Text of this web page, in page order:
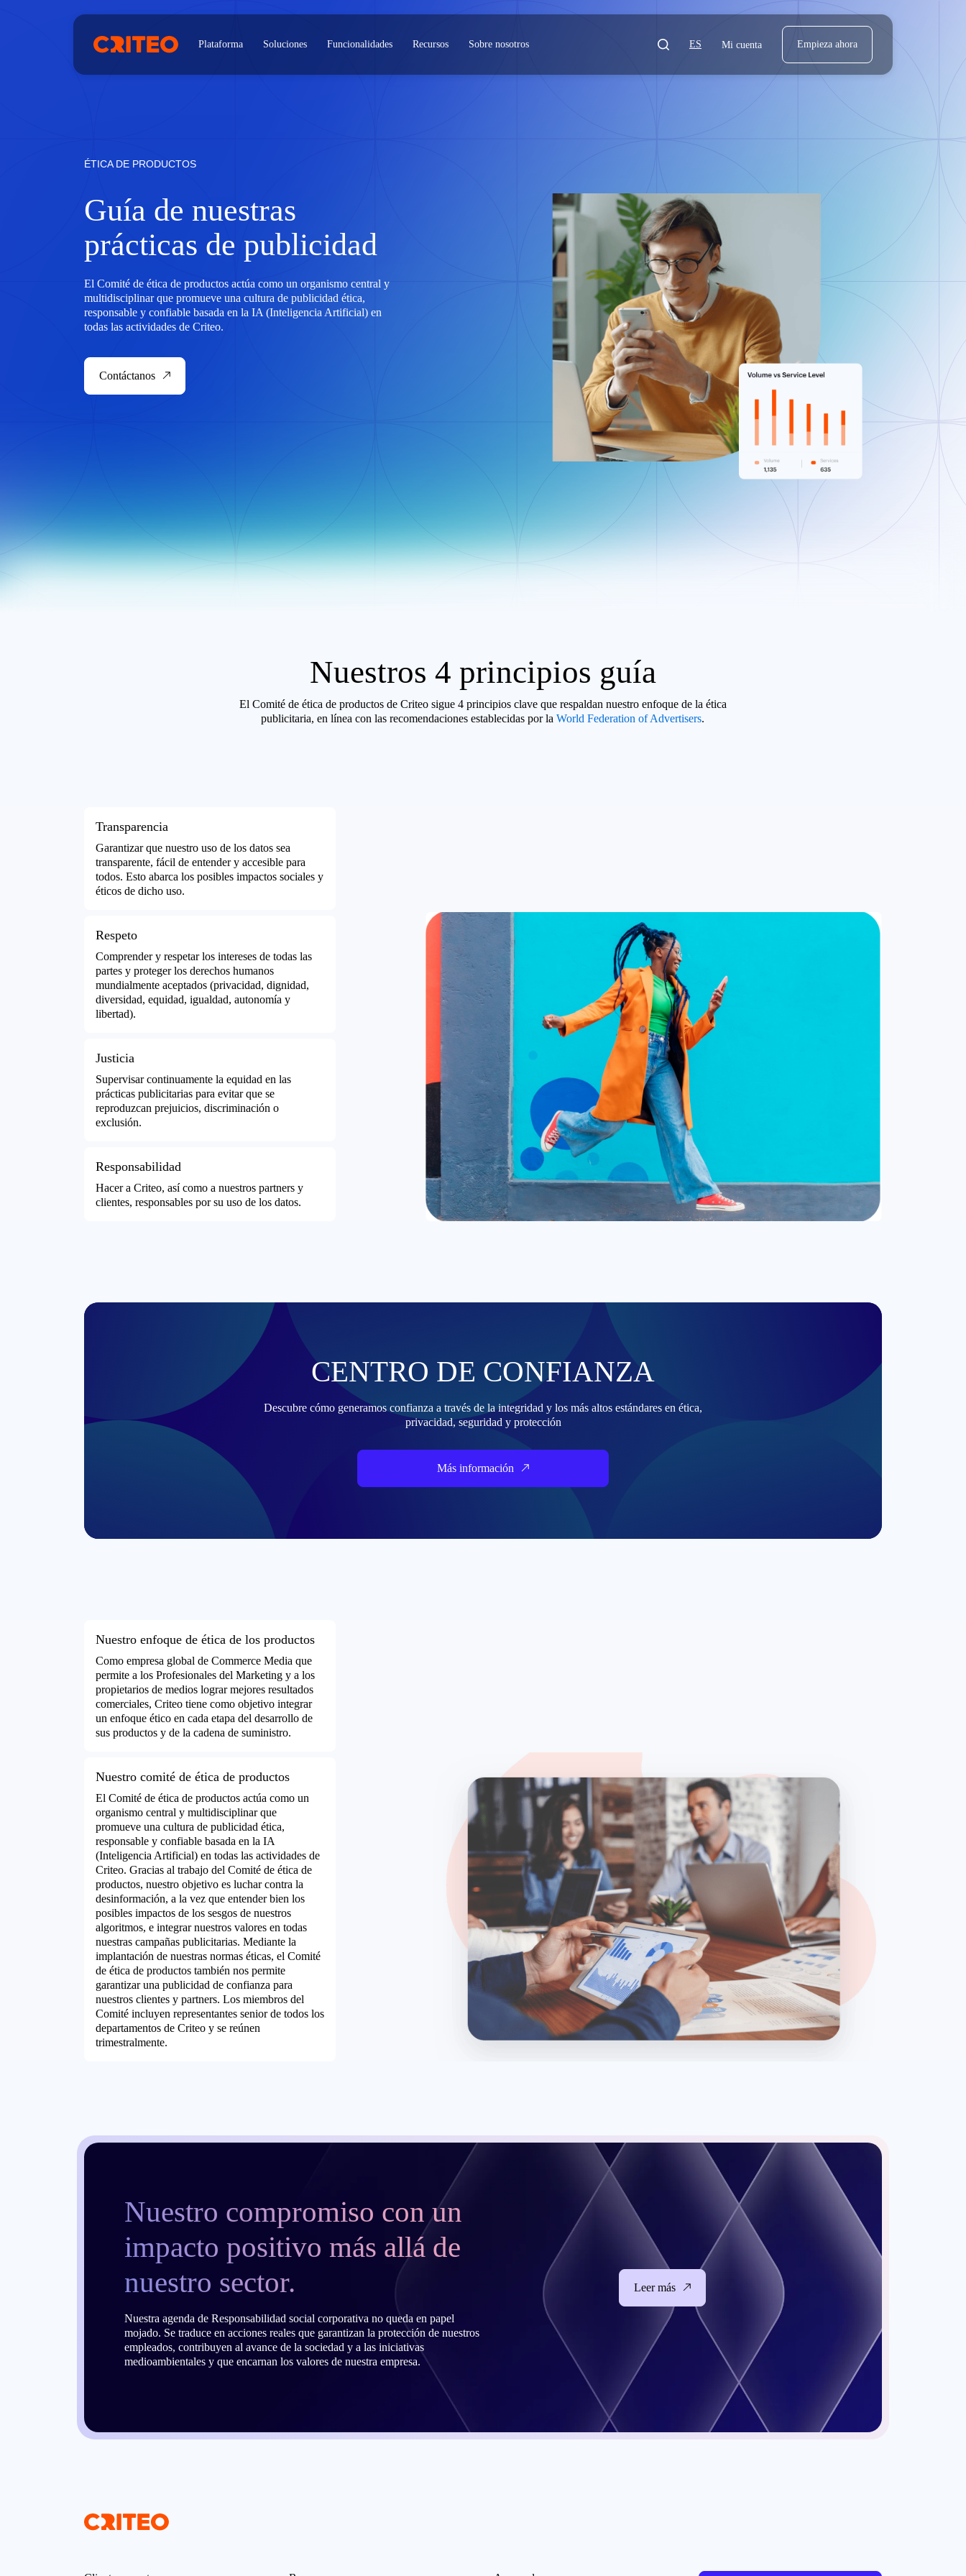
Plataforma Soluciones Funcionalidades Recursos Sobre nosotros ES Mi cuenta Empieza ahora
ÉTICA DE PRODUCTOS
Guía de nuestras
prácticas de publicidad
El Comité de ética de productos actúa como un organismo central y
multidisciplinar que promueve una cultura de publicidad ética,
responsable y confiable basada en la IA (Inteligencia Artificial) en
todas las actividades de Criteo.
Contáctanos
Nuestros 4 principios guía
El Comité de ética de productos de Criteo sigue 4 principios clave que respaldan nuestro enfoque de la ética
publicitaria, en línea con las recomendaciones establecidas por laWorld Federation of Advertisers.
Transparencia
Garantizar que nuestro uso de los datos sea
transparente, fácil de entender y accesible para
todos. Esto abarca los posibles impactos sociales y
éticos de dicho uso.
Respeto
Comprender y respetar los intereses de todas las
partes y proteger los derechos humanos
mundialmente aceptados (privacidad, dignidad,
diversidad, equidad, igualdad, autonomía y
libertad).
Justicia
Supervisar continuamente la equidad en las
prácticas publicitarias para evitar que se
reproduzcan prejuicios, discriminación o
exclusión.
Responsabilidad
Hacer a Criteo, así como a nuestros partners y
clientes, responsables por su uso de los datos.
CENTRO DE CONFIANZA
Descubre cómo generamos confianza a través de la integridad y los más altos estándares en ética,
privacidad, seguridad y protección
Más información
Nuestro enfoque de ética de los productos
Como empresa global de Commerce Media que
permite a los Profesionales del Marketing y a los
propietarios de medios lograr mejores resultados
comerciales, Criteo tiene como objetivo integrar
un enfoque ético en cada etapa del desarrollo de
sus productos y de la cadena de suministro.
Nuestro comité de ética de productos
El Comité de ética de productos actúa como un
organismo central y multidisciplinar que
promueve una cultura de publicidad ética,
responsable y confiable basada en la IA
(Inteligencia Artificial) en todas las actividades de
Criteo. Gracias al trabajo del Comité de ética de
productos, nuestro objetivo es luchar contra la
desinformación, a la vez que entender bien los
posibles impactos de los sesgos de nuestros
algoritmos, e integrar nuestros valores en todas
nuestras campañas publicitarias. Mediante la
implantación de nuestras normas éticas, el Comité
de ética de productos también nos permite
garantizar una publicidad de confianza para
nuestros clientes y partners. Los miembros del
Comité incluyen representantes senior de todos los
departamentos de Criteo y se reúnen
trimestralmente.
Nuestro compromiso con un
impacto positivo más allá de
nuestro sector.
Nuestra agenda de Responsabilidad social corporativa no queda en papel
mojado. Se traduce en acciones reales que garantizan la protección de nuestros
empleados, contribuyen al avance de la sociedad y a las iniciativas
medioambientales y que encarnan los valores de nuestra empresa.
Leer más